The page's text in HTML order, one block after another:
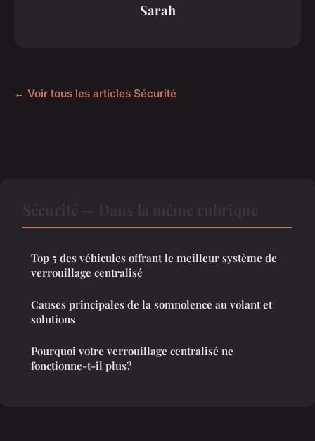
Sarah
← Voir tous les articles Sécurité
Top 5 des véhicules offrant le meilleur système de
verrouillage centralisé
Causes principales de la somnolence au volant et
solutions
Pourquoi votre verrouillage centralisé ne
fonctionne-t-il plus?